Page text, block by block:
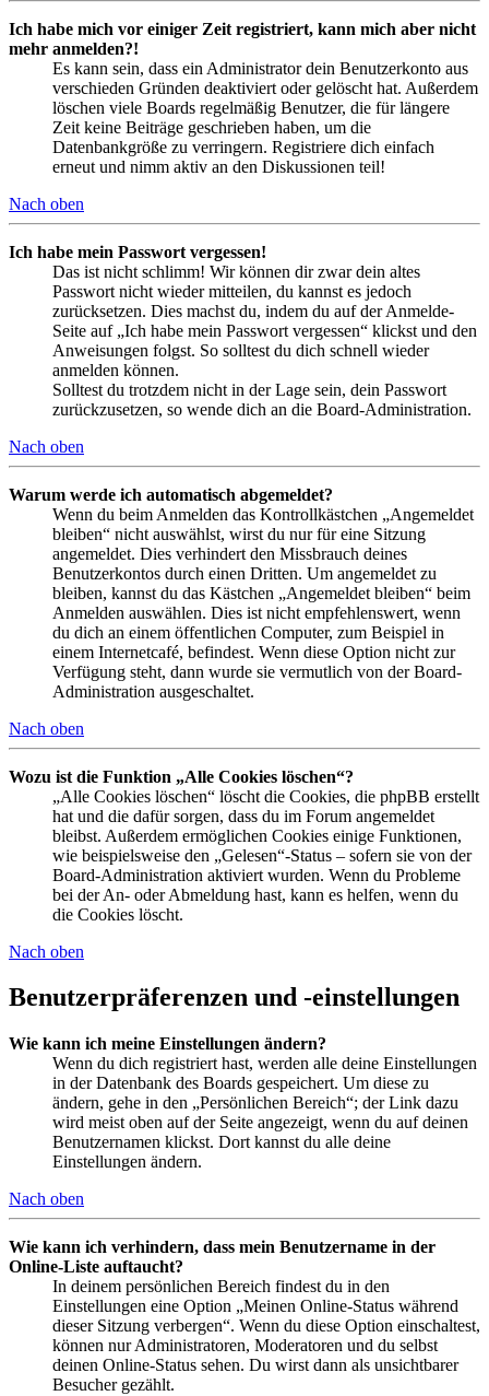
Ich habe mich vor einiger Zeit registriert, kann mich aber nicht
mehr anmelden?!
Es kann sein, dass ein Administrator dein Benutzerkonto aus
verschieden Gründen deaktiviert oder gelöscht hat. Außerdem
löschen viele Boards regelmäßig Benutzer, die für längere
Zeit keine Beiträge geschrieben haben, um die
Datenbankgröße zu verringern. Registriere dich einfach
erneut und nimm aktiv an den Diskussionen teil!
Nach oben
Ich habe mein Passwort vergessen!
Das ist nicht schlimm! Wir können dir zwar dein altes
Passwort nicht wieder mitteilen, du kannst es jedoch
zurücksetzen. Dies machst du, indem du auf der Anmelde-
Seite auf „Ich habe mein Passwort vergessen“ klickst und den
Anweisungen folgst. So solltest du dich schnell wieder
anmelden können.
Solltest du trotzdem nicht in der Lage sein, dein Passwort
zurückzusetzen, so wende dich an die Board-Administration.
Nach oben
Warum werde ich automatisch abgemeldet?
Wenn du beim Anmelden das Kontrollkästchen „Angemeldet
bleiben“ nicht auswählst, wirst du nur für eine Sitzung
angemeldet. Dies verhindert den Missbrauch deines
Benutzerkontos durch einen Dritten. Um angemeldet zu
bleiben, kannst du das Kästchen „Angemeldet bleiben“ beim
Anmelden auswählen. Dies ist nicht empfehlenswert, wenn
du dich an einem öffentlichen Computer, zum Beispiel in
einem Internetcafé, befindest. Wenn diese Option nicht zur
Verfügung steht, dann wurde sie vermutlich von der Board-
Administration ausgeschaltet.
Nach oben
Wozu ist die Funktion „Alle Cookies löschen“?
„Alle Cookies löschen“ löscht die Cookies, die phpBB erstellt
hat und die dafür sorgen, dass du im Forum angemeldet
bleibst. Außerdem ermöglichen Cookies einige Funktionen,
wie beispielsweise den „Gelesen“-Status – sofern sie von der
Board-Administration aktiviert wurden. Wenn du Probleme
bei der An- oder Abmeldung hast, kann es helfen, wenn du
die Cookies löscht.
Nach oben
Benutzerpräferenzen und -einstellungen
Wie kann ich meine Einstellungen ändern?
Wenn du dich registriert hast, werden alle deine Einstellungen
in der Datenbank des Boards gespeichert. Um diese zu
ändern, gehe in den „Persönlichen Bereich“; der Link dazu
wird meist oben auf der Seite angezeigt, wenn du auf deinen
Benutzernamen klickst. Dort kannst du alle deine
Einstellungen ändern.
Nach oben
Wie kann ich verhindern, dass mein Benutzername in der
Online-Liste auftaucht?
In deinem persönlichen Bereich findest du in den
Einstellungen eine Option „Meinen Online-Status während
dieser Sitzung verbergen“. Wenn du diese Option einschaltest,
können nur Administratoren, Moderatoren und du selbst
deinen Online-Status sehen. Du wirst dann als unsichtbarer
Besucher gezählt.